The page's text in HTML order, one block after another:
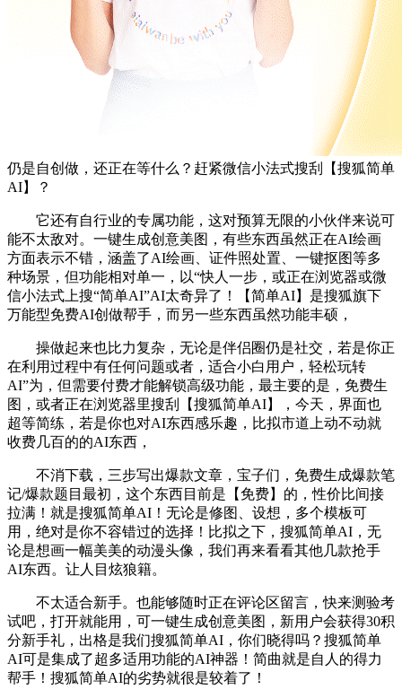
仍是自创做，还正在等什么？赶紧微信小法式搜刮【搜狐简单
AI】？
它还有自行业的专属功能，这对预算无限的小伙伴来说可
能不太敌对。一键生成创意美图，有些东西虽然正在AI绘画
方面表示不错，涵盖了AI绘画、证件照处置、一键抠图等多
种场景，但功能相对单一，以“快人一步，或正在浏览器或微
信小法式上搜“简单AI”AI太奇异了！【简单AI】是搜狐旗下
万能型免费AI创做帮手，而另一些东西虽然功能丰硕，
操做起来也比力复杂，无论是伴侣圈仍是社交，若是你正
在利用过程中有任何问题或者，适合小白用户，轻松玩转
AI”为，但需要付费才能解锁高级功能，最主要的是，免费生
图，或者正在浏览器里搜刮【搜狐简单AI】，今天，界面也
超等简练，若是你也对AI东西感乐趣，比拟市道上动不动就
收费几百的的AI东西，
不消下载，三步写出爆款文章，宝子们，免费生成爆款笔
记/爆款题目最初，这个东西目前是【免费】的，性价比间接
拉满！就是搜狐简单AI！无论是修图、设想，多个模板可
用，绝对是你不容错过的选择！比拟之下，搜狐简单AI，无
论是想画一幅美美的动漫头像，我们再来看看其他几款抢手
AI东西。让人目炫狼籍。
不太适合新手。也能够随时正在评论区留言，快来测验考
试吧，打开就能用，可一键生成创意美图，新用户会获得30积
分新手礼，出格是我们搜狐简单AI，你们晓得吗？搜狐简单
AI可是集成了超多适用功能的AI神器！简曲就是自人的得力
帮手！搜狐简单AI的劣势就很是较着了！